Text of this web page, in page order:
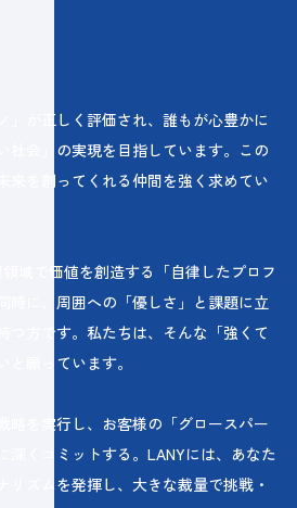
」が正しく評価され、誰もが心豊かに
社会」の実現を目指しています。この
来を創ってくれる仲間を強く求めてい
領域で価値を創造する「自律したプロフ
時に、周囲への「優しさ」と課題に立
つ方です。私たちは、そんな「強くて
と願っています。
略を実行し、お客様の「グロースパー
深くコミットする。LANYには、あなた
リズムを発揮し、大きな裁量で挑戦・